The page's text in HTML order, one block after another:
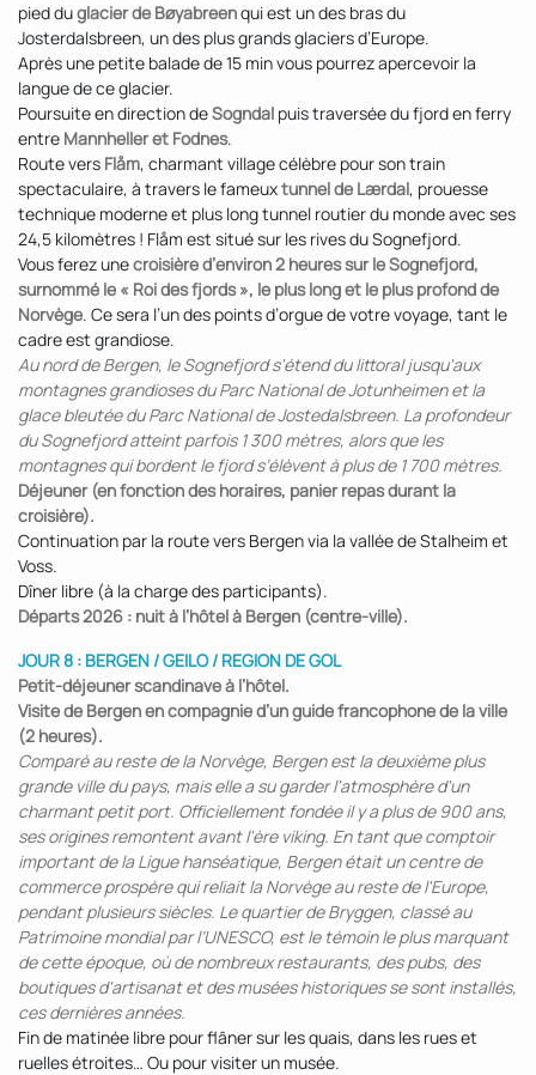
pied duglacier de Bøyabreenqui est un des bras du
Josterdalsbreen, un des plus grands glaciers d’Europe.
Après une petite balade de 15 min vous pourrez apercevoir la
langue de ce glacier.
Poursuite en direction deSogndal puis traversée du fjord en ferry
entre Mannheller et Fodnes.
Route vers Flåm, charmant village célèbre pour son train
spectaculaire, à travers le fameuxtunnel de Lærdal, prouesse
technique moderne et plus long tunnel routier du monde avec ses
24,5 kilomètres ! Flåm est situé sur les rives du Sognefjord.
Vous ferez unecroisière d’environ 2 heures sur le Sognefjord,
surnommé le « Roi des fjords », le plus long et le plus profond de
Norvège. Ce sera l’un des points d’orgue de votre voyage, tant le
cadre est grandiose.
Au nord de Bergen, le Sognefjord s'étend du littoral jusqu'aux
montagnes grandioses du Parc National de Jotunheimen et la
glace bleutée du Parc National de Jostedalsbreen. La profondeur
du Sognefjord atteint parfois 1 300 mètres, alors que les
montagnes qui bordent le fjord s’élèvent à plus de 1 700 mètres.
Déjeuner (en fonction des horaires, panier repas durant la
croisière).
Continuation par la route vers Bergen via la vallée de Stalheim et
Voss.
Dîner libre (à la charge des participants).
Départs 2026 : nuit à l’hôtel à Bergen (centre-ville).
JOUR 8 : BERGEN / GEILO / REGION DE GOL
Petit-déjeuner scandinave à l’hôtel.
Visite de Bergen en compagnie d’un guide francophone de la ville
(2 heures).
Comparé au reste de la Norvège, Bergen est la deuxième plus
grande ville du pays, mais elle a su garder l'atmosphère d'un
charmant petit port. Officiellement fondée il y a plus de 900 ans,
ses origines remontent avant l'ère viking. En tant que comptoir
important de la Ligue hanséatique, Bergen était un centre de
commerce prospère qui reliait la Norvège au reste de l'Europe,
pendant plusieurs siècles. Le quartier de Bryggen, classé au
Patrimoine mondial par l’UNESCO, est le témoin le plus marquant
de cette époque, où de nombreux restaurants, des pubs, des
boutiques d'artisanat et des musées historiques se sont installés,
ces dernières années.
Fin de matinée libre pour flâner sur les quais, dans les rues et
ruelles étroites… Ou pour visiter un musée.